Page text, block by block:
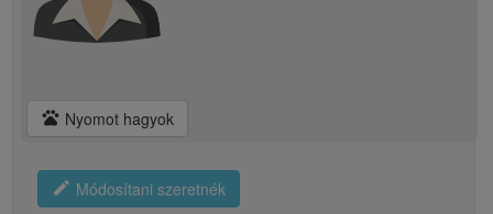
pets Nyomot hagyok
edit Módosítani szeretnék